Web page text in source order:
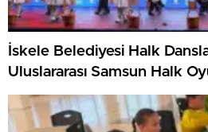
İskele Belediyesi Halk
Uluslararası Samsun Halk
KKTC’yi Gururla Temsil